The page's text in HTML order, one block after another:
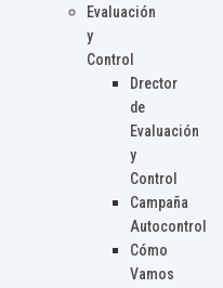
Evaluación
y
Control
Drector
de
Evaluación
y
Control
Campaña
Autocontrol
Cómo
Vamos